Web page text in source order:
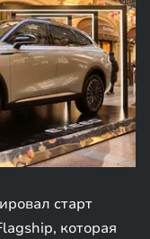
старт
которая